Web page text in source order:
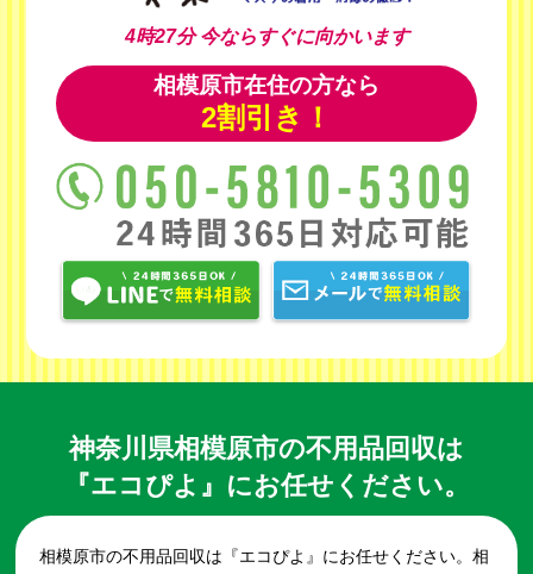
4時27分今ならすぐに向かいます
相模原市在住の方なら
2割引き！
神奈川県相模原市の不用品回収は
『エコぴよ』にお任せください。
相模原市の不用品回収は『エコぴよ』にお任せください。相